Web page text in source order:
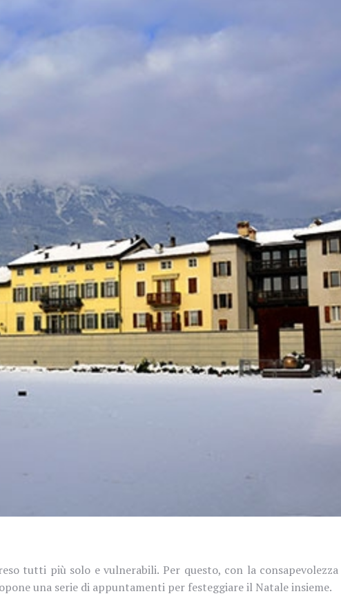
tutti più solo e vulnerabili. Per questo, con la
una serie di appuntamenti per festeggiare il Natale insieme.